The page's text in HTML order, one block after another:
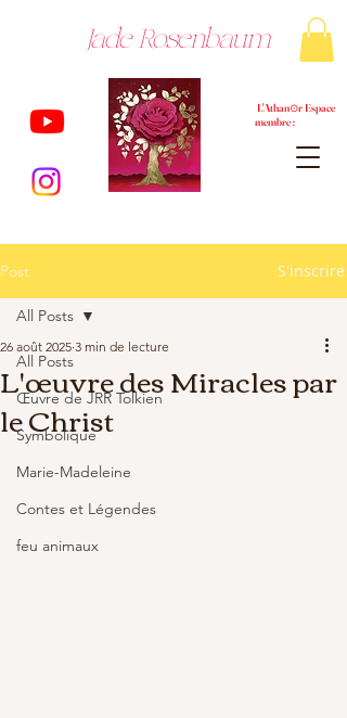
Jade Rosenbaum
L'Athan⊙r Espace
membre :
Post S'inscrire
All Posts
Œuvre de JRR Tolkien
Symbolique
Marie-Madeleine
Contes et Légendes
feu animaux
All Posts
L'œuvre des Miracles par
le Christ
26 août 2025 3 min de lecture